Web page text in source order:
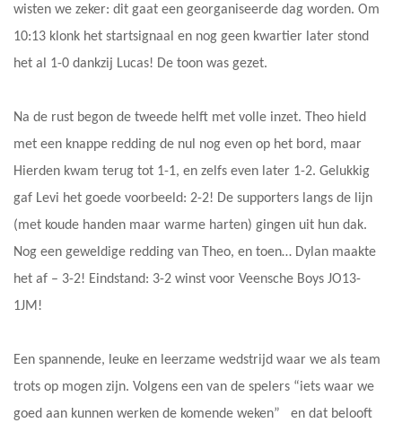
wisten we zeker: dit gaat een georganiseerde dag worden. Om
10:13 klonk het startsignaal en nog geen kwartier later stond
het al 1-0 dankzij Lucas! De toon was gezet.
Na de rust begon de tweede helft met volle inzet. Theo hield
met een knappe redding de nul nog even op het bord, maar
Hierden kwam terug tot 1-1, en zelfs even later 1-2. Gelukkig
gaf Levi het goede voorbeeld: 2-2! De supporters langs de lijn
(met koude handen maar warme harten) gingen uit hun dak.
Nog een geweldige redding van Theo, en toen… Dylan maakte
het af – 3-2! Eindstand: 3-2 winst voor Veensche Boys JO13-
1JM!
Een spannende, leuke en leerzame wedstrijd waar we als team
trots op mogen zijn. Volgens een van de spelers “iets waar we
goed aan kunnen werken de komende weken” en dat belooft